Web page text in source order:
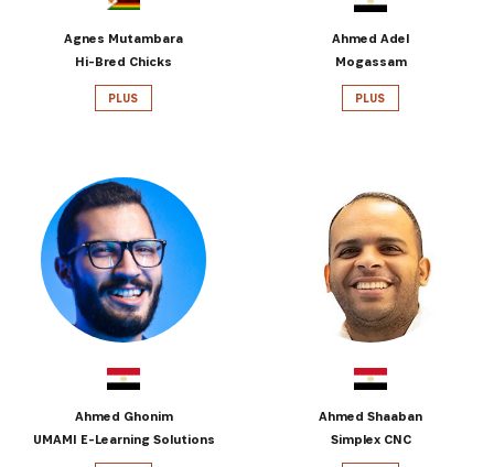
Agnes Mutambara
Hi-Bred Chicks
PLUS
Ahmed Adel
Mogassam
PLUS
Ahmed Ghonim
UMAMI E-Learning Solutions
Ahmed Shaaban
Simplex CNC